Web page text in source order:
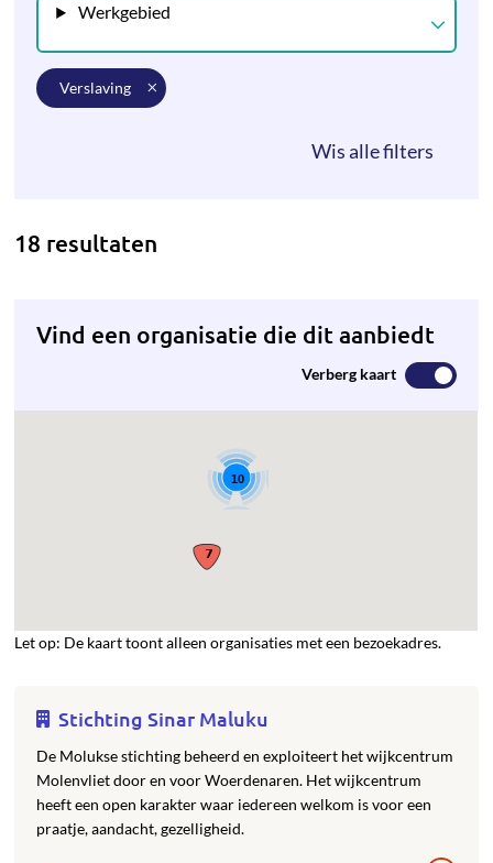
Werkgebied
verslaving
18 resultaten
Vind een organisatie die dit aanbiedt
Verberg kaart
10
Let op: De kaart toont alleen organisaties met een bezoekadres.
Stichting Sinar Maluku
De Molukse stichting beheerd en exploiteert het wijkcentrum
Molenvliet door en voor Woerdenaren. Het wijkcentrum
heeft een open karakter waar iedereen welkom is voor een
praatje, aandacht, gezelligheid.